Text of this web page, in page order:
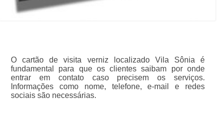
O cartão de visita verniz localizado Vila Sônia é
fundamental para que os clientes saibam por onde
entrar em contato caso precisem os serviços.
Informações como nome, telefone, e-mail e redes
sociais são necessárias.